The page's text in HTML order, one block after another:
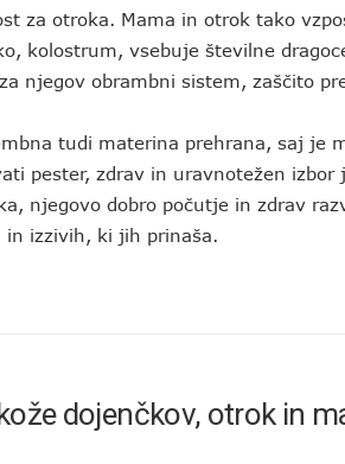
za otroka. Mama in otrok tako
kolostrum, vsebuje številne
njegov obrambni sistem, zaščito
tudi materina prehrana, saj je
pester, zdrav in uravnotežen izbor
njegovo dobro počutje in zdrav
izzivih, ki jih prinaša.
dojenčkov, otrok in